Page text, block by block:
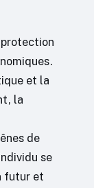
protection
et la
la
de
se
futur et